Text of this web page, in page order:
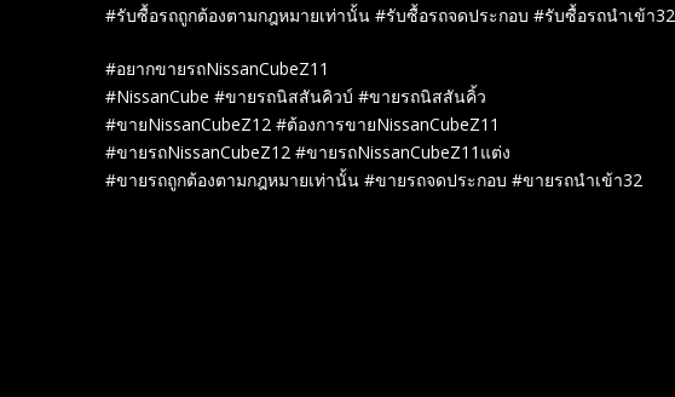
#รับซื้อรถถูกต้องตามกฎหมายเท่านั้น #รับซื้อรถจดประกอบ #รับซื้อรถนำเข้า32
#อยากขายรถNissanCubeZ11
#NissanCube #ขายรถนิสสันคิวบ์ #ขายรถนิสสันคิ้ว
#ขายNissanCubeZ12 #ต้องการขายNissanCubeZ11
#ขายรถNissanCubeZ12 #ขายรถNissanCubeZ11แต่ง
#ขายรถถูกต้องตามกฎหมายเท่านั้น #ขายรถจดประกอบ #ขายรถนำเข้า32